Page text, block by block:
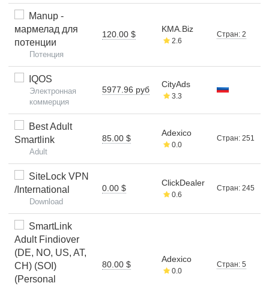
Manup -
мармелад для
потенции
Потенция
120.00 $
KMA.Biz
2.6
Стран: 2
IQOS
Электронная
коммерция
5977.96 руб
CityAds
3.3
Best Adult
Smartlink
Adult
85.00 $
Adexico
0.0
Стран: 251
SiteLock VPN
/International
Download
0.00 $
ClickDealer
0.6
Стран: 245
SmartLink
Adult Findiover
(DE, NO, US, AT,
CH) (SOI)
(Personal
80.00 $
Adexico
0.0
Стран: 5